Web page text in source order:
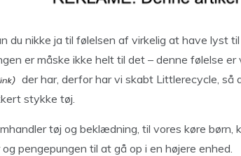
du nikke ja til følelsen af virkelig at have lyst
er måske ikke helt til det – denne følelse
der har, derfor har vi skabt Littlerecycle, så
stykke tøj.
tøj og beklædning, til vores køre
pengepungen til at gå op i en højere enhed.